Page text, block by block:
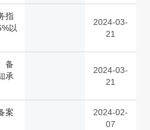
指
以
2024-03-
21
备
承
2024-03-
21
案
2024-02-
07